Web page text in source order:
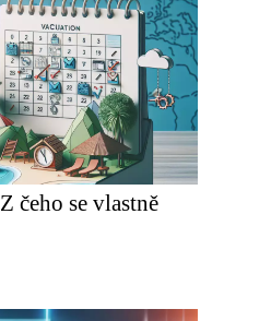
čeho se vlastně